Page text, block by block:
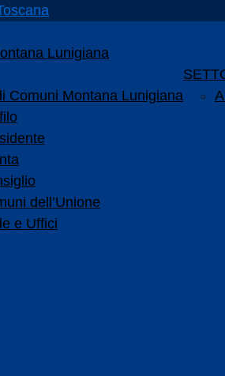
Lunigiana
Comuni Montana Lunigiana
dell’Unione
e Uffici